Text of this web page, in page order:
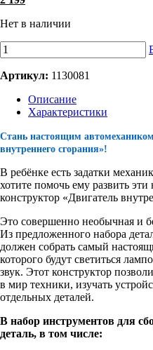
Нет в наличии
Артикул: 1130081
Описание
Характеристики
Стань настоящим
внутреннего сгорания»!
В ребёнке есть задатки
хотите помочь ему развить
конструктор «Двигатель
Это совершенно необычная и
Из предложенного набора
должен собрать самый
которого будут светиться
звук. Этот конструктор
в мир техники, изучать
отдельных деталей.
В набор инструментов для
деталь, в том числе: